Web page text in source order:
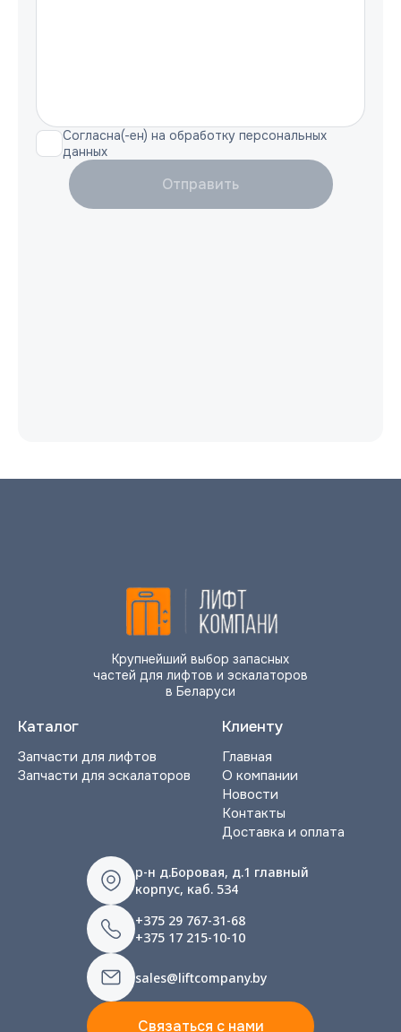
Согласна(-ен) на обработку персональных
данных
Отправить
Крупнейший выбор запасных
частей для лифтов и эскалаторов
в Беларуси
Каталог
Запчасти для лифтов
Запчасти для эскалаторов
Клиенту
Главная
О компании
Новости
Контакты
Доставка и оплата
р-н д.Боровая, д.1 главный
корпус, каб. 534
+375 29 767-31-68
+375 17 215-10-10
sales@liftcompany.by
Связаться с нами